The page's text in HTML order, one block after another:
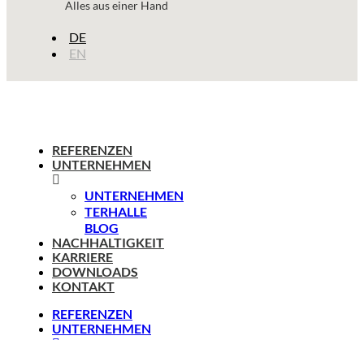
Alles aus einer Hand
DE
EN
REFERENZEN
UNTERNEHMEN
UNTERNEHMEN
TERHALLE
BLOG
NACHHALTIGKEIT
KARRIERE
DOWNLOADS
KONTAKT
REFERENZEN
UNTERNEHMEN